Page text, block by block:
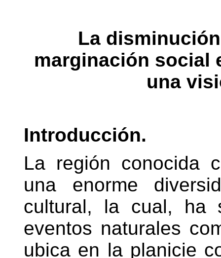
La
marginación social
una
Introducción.
La región conocida
una enorme
cultural, la cual, ha
eventos naturales
ubica en la planicie